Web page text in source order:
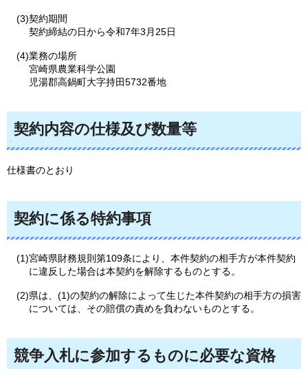
(3)契約期間
契約締結の日から令和7年3月25日
(4)業務の場所
宮崎県農業科学公園
児湯郡高鍋町大字持田5732番地
契約内容の仕様及び数量等
仕様書のとおり
契約に係る特約事項
(1)宮崎県財務規則第109条により、本件契約の相手方が本件契約
に違反した場合は本契約を解除するものとする。
(2)県は、(1)の契約の解除によって生じた本件契約の相手方の損害
については、その賠償の責めを負わないものとする。
競争入札に参加するものに必要な資格